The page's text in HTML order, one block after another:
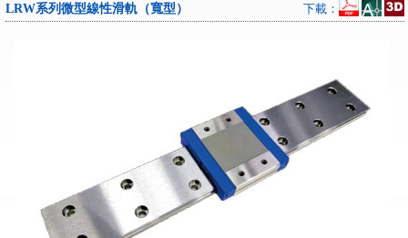
LRW系列微型線性滑軌（寬型） 下載：